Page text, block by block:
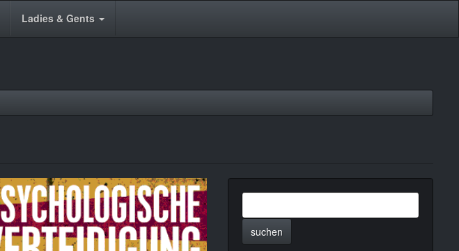
Ladies & Gents
suchen